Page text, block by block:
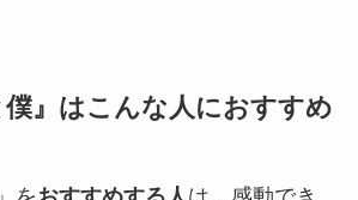
僕』はこんな人におすすめ